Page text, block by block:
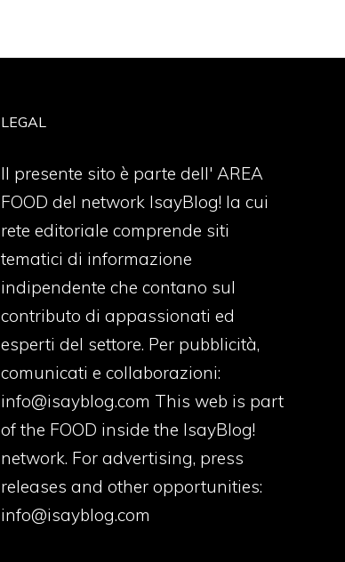
LEGAL
Il presente sito è parte dell' AREA
FOOD del network IsayBlog! la cui
rete editoriale comprende siti
tematici di informazione
indipendente che contano sul
contributo di appassionati ed
esperti del settore. Per pubblicità,
comunicati e collaborazioni:
info@isayblog.com This web is part
of the FOOD inside the IsayBlog!
network. For advertising, press
releases and other opportunities:
info@isayblog.com